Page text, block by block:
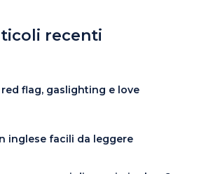
recenti
flag, gaslighting e love
inglese facili da leggere